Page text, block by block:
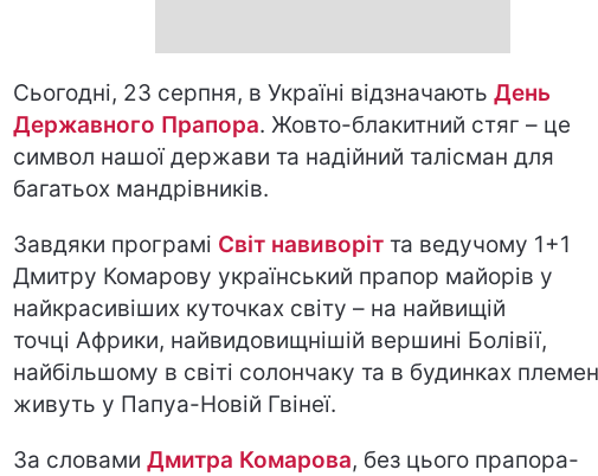
Сьогодні, 23 серпня, в Україні відзначають День
Державного Прапора. Жовто-блакитний стяг – це
символ нашої держави та надійний талісман для
багатьох мандрівників.
Завдяки програмі Світ навиворіт та ведучому 1+1
Дмитру Комарову український прапор майорів у
найкрасивіших куточках світу – на найвищій
точці Африки, найвидовищнішій вершині Болівії,
найбільшому в світі солончаку та в будинках
живуть у Папуа-Новій Гвінеї.
За словами Дмитра Комарова, без цього прапора-